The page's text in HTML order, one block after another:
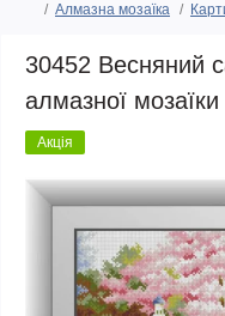
Алмазна мозаїка
30452 Весняний
алмазної
Акція